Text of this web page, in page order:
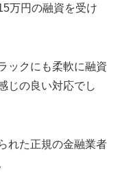
万円の融資を受け
ックにも柔軟に融資
じの良い対応でし
れた正規の金融業者